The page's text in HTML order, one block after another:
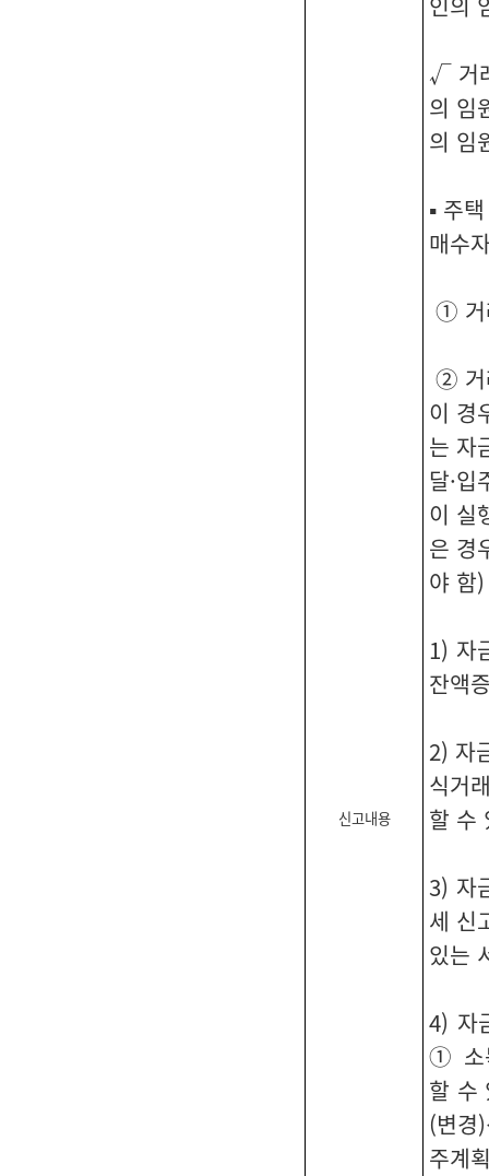
신고내용
√ 거
의 임
의 임
▪ 주
매수
① 거
② 거
이 경
는 자
달·
이 실
은 경
야 함)
1) 자
잔액
2) 자
식거
할 수
3) 자
세 신
있는
4) 자
① 소
할 수
(변경
주계